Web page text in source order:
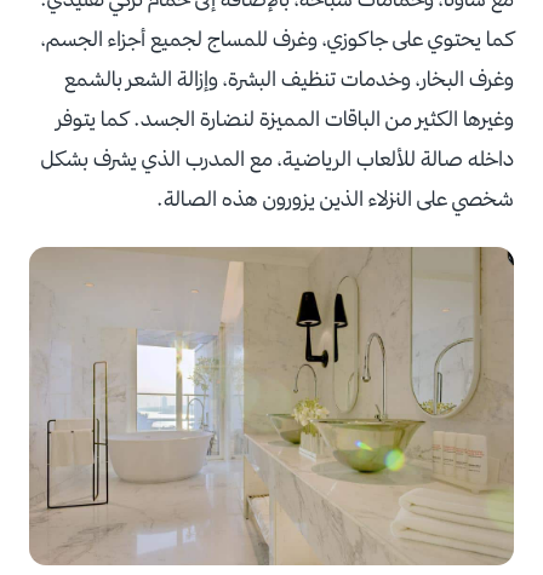
كما يحتوي على جاكوزي، وغرف للمساج لجميع أجزاء الجسم،
وغرف البخار، وخدمات تنظيف البشرة، وإزالة الشعر بالشمع
وغيرها الكثير من الباقات المميزة لنضارة الجسد. كما يتوفر
داخله صالة للألعاب الرياضية، مع المدرب الذي يشرف بشكل
شخصي على النزلاء الذين يزورون هذه الصالة.